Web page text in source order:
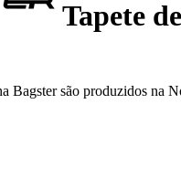
Tapete
Bagster são produzidos na